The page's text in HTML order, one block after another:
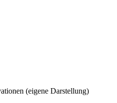
(eigene Darstellung)